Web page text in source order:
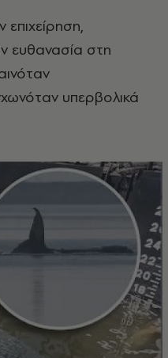
ευθανασία στη
υπερβολικά